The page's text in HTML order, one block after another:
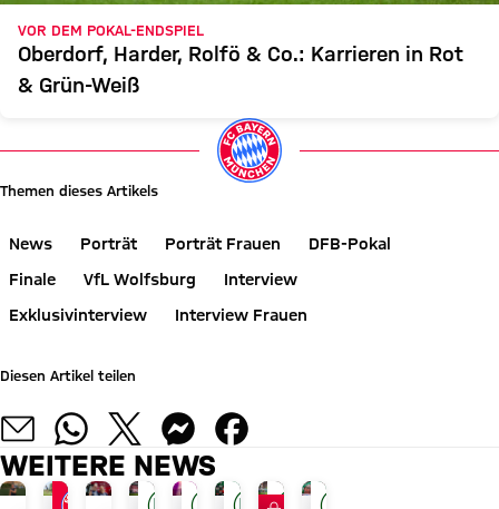
VOR DEM POKAL-ENDSPIEL
Oberdorf, Harder, Rolfö & Co.: Karrieren in Rot
& Grün-Weiß
Themen dieses Artikels
News Porträt Porträt Frauen
DFB-Pokal
Finale
VfL Wolfsburg
Interview
Exklusivinterview
Interview Frauen
Diesen Artikel teilen
WEITERE NEWS